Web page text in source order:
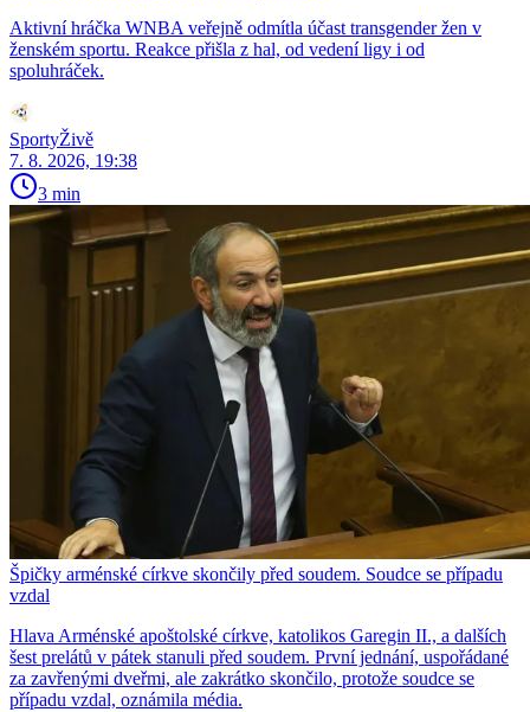
Aktivní hráčka WNBA veřejně odmítla účast transgender žen v
ženském sportu. Reakce přišla z hal, od vedení ligy i od
spoluhráček.
SportyŽivě
7. 8. 2026, 19:38
3 min
Špičky arménské církve skončily před soudem. Soudce se případu
vzdal
Hlava Arménské apoštolské církve, katolikos Garegin II., a dalších
šest prelátů v pátek stanuli před soudem. První jednání, uspořádané
za zavřenými dveřmi, ale zakrátko skončilo, protože soudce se
případu vzdal, oznámila média.